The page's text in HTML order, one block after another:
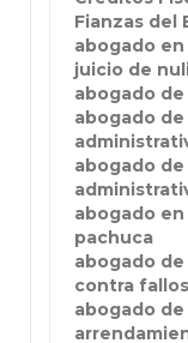
Fianzas del
abogado
juicio de
abogado
abogado
abogado
abogado
pachuca
abogado
contra
abogado